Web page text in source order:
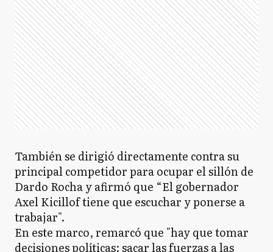
También se dirigió directamente contra su
principal competidor para ocupar el sillón de
Dardo Rocha y afirmó que “El gobernador
Axel Kicillof tiene que escuchar y ponerse a
trabajar".
En este marco, remarcó que "hay que tomar
decisiones políticas: sacar las fuerzas a las